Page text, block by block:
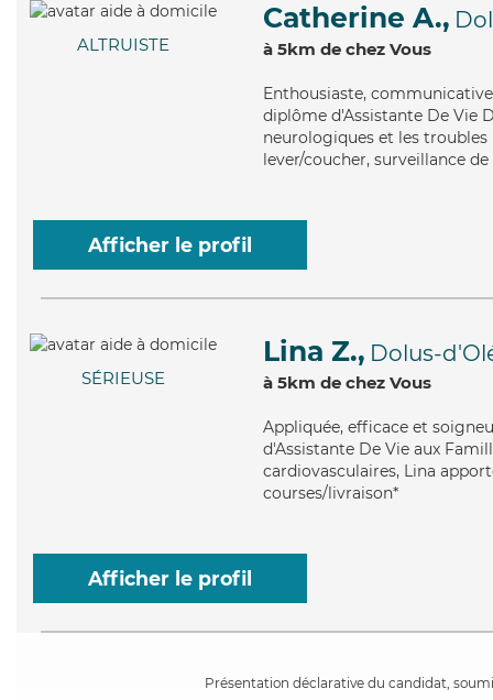
ALTRUISTE
Catherine A.,
à 5km de chez Vous
Enthousiaste, communicative
diplôme d'Assistante De Vie
neurologiques et les troubles
lever/coucher, surveillance
Afficher le profil
SÉRIEUSE
Lina Z., Dolus-
à 5km de chez Vous
Appliquée, efficace et
d'Assistante De Vie aux
cardiovasculaires, Lina
courses/livraison*
Afficher le profil
Présentation déclarative du candidat,